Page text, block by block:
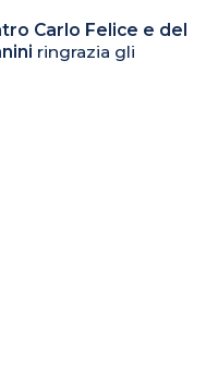
Carlo Felice e del
ringrazia gli